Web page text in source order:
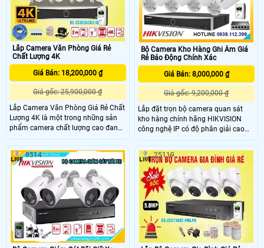
an ninh ngoài trời , khu phố , ngoài
trời gia đình , kho xưởng , nhà xưởng
, bãi xe
Lắp Camera Văn Phòng Giá Rẻ
Chất Lượng 4K
Giá Bán: 18,200,000 ₫
Giá gốc: 25,900,000 ₫
Lắp Camera Văn Phòng Giá Rẻ Chất
Lượng 4K là một trong những sản
phẩm camera chất lượng cao đang
được nhiều người dùng lựa chọn
hàng đầu với độ phân giải 8.0MP
hình ảnh giám sát cực nét, trang bị
công nghệ phát hiện chuyển động
chống báo động giả, phân biệt được
người và phương tiện dễ dàng, hỗ
trợ khả năng quan sát ban đêm rõ
Bộ Camera Kho Hàng Ghi Âm Giá
Rẻ Báo Động Chính Xác
Giá Bán: 8,000,000 ₫
Giá gốc: 9,200,000 ₫
Lắp đặt trọn bộ camera quan sát
kho hàng chính hãng HIKVISION
công nghệ IP có độ phân giải cao
lên đến 6MP DS-2CD1T63G2-LIUF là
sự lựa chọn hàng đầu cho hệ thống
giám sát an ninh chất lượng cao
mang đến hình ảnh sắc nét và chi
tiết, giúp bạn theo dõi mọi hoạt
động trong kho hàng một cách dễ
dàng.
9514 25119